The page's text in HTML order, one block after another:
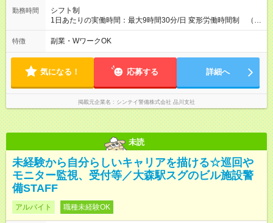
勤務時間
シフト制
1日あたりの実働時間：最大9時間30分/日 変形労働時間制 （想
定労働時間 171時間/月） 【シフト例】 ➀08:00～20:00（休憩
時間150分） ➁08:00～17:00（休憩時間60分） ➂20:00～
特徴 副業・WワークOK
気になる！ 応募する 詳細へ
掲載元企業名 シンテイ警備株式会社 品川支社
未読
未経験から自分らしいキャリアを描ける☆巡回や
モニター監視、受付等／大森駅スグのビル施設警
備STAFF
アルバイト 職種未経験OK